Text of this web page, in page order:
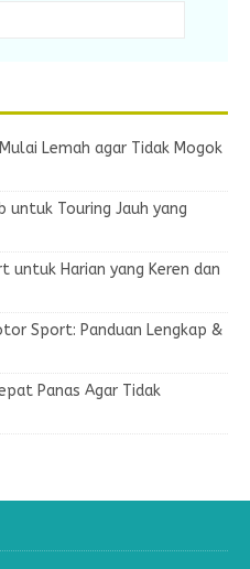
Lemah agar Tidak Mogok
untuk Touring Jauh yang
untuk Harian yang Keren dan
Sport: Panduan Lengkap &
Panas Agar Tidak